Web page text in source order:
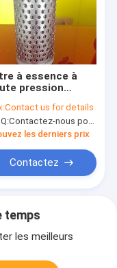
à essence à
pression
filtrant de
16Y-76-09200
Contact us for details
Contactez-nous pour des détails
les derniers prix
Contactez
temps
les meilleurs